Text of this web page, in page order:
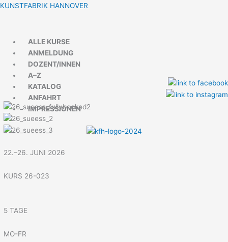
Zum
KUNSTFABRIK HANNOVER
Menü
ALLE KURSE
ANMELDUNG
DOZENT/INNEN
A–Z
KATALOG
ANFAHRT
IMPRESSIONEN
22.–26. JUNI 2026
KURS 26-023
5 TAGE
MO-FR
Menü